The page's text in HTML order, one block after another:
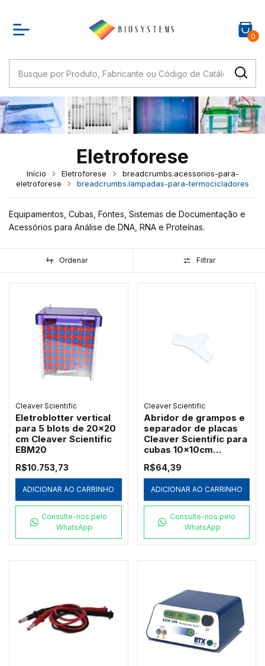
0
Eletroforese
Início Eletroforese
breadcrumbs.acessorios-para-
eletroforese
breadcrumbs.lampadas-para-termocicladores
Equipamentos, Cubas, Fontes, Sistemas de Documentação e
Acessórios para Análise de DNA, RNA e Proteínas.
Ordenar Filtrar
Cleaver Scientific
Eletroblotter vertical
para 5 blots de 20x20
cm Cleaver Scientific
EBM20
R$10.753,73
ADICIONAR AO CARRINHO
Consulte-nos pelo
WhatsApp
Cleaver Scientific
Abridor de grampos e
separador de placas
Cleaver Scientific para
cubas 10x10cm
R$64,39
ADICIONAR AO CARRINHO
Consulte-nos pelo
WhatsApp